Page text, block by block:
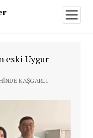
aç
eski Uygur
KAŞGARLI